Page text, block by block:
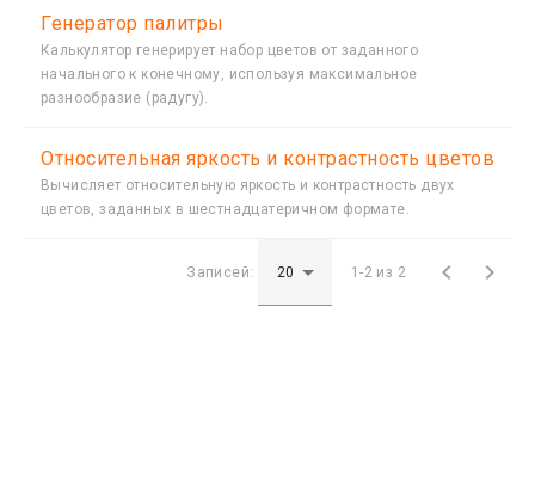
Генератор палитры
Калькулятор генерирует набор цветов от заданного
начального к конечному, используя максимальное
разнообразие (радугу).
Относительная яркость и контрастность цветов
Вычисляет относительную яркость и контрастность двух
цветов, заданных в шестнадцатеричном формате.
Записей: 1-2 из 2  